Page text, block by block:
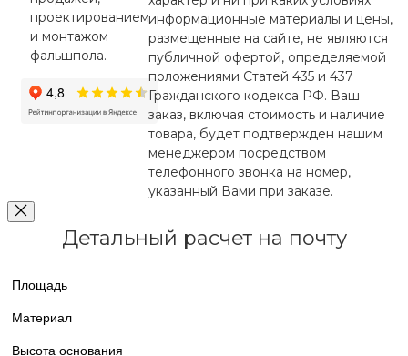
проектированием
и монтажом
фальшпола.
информационные материалы и цены,
размещенные на сайте, не являются
публичной офертой, определяемой
положениями Статей 435 и 437
Гражданского кодекса РФ. Ваш
заказ, включая стоимость и наличие
товара, будет подтвержден нашим
менеджером посредством
телефонного звонка на номер,
указанный Вами при заказе.
Детальный расчет на почту
Площадь
Материал
Высота основания